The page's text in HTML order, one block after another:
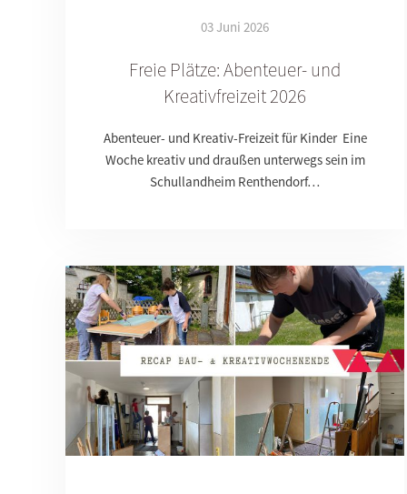
03 Juni 2026
Freie Plätze: Abenteuer- und
Kreativfreizeit 2026
Abenteuer- und Kreativ-Freizeit für Kinder Eine
Woche kreativ und draußen unterwegs sein im
Schullandheim Renthendorf…